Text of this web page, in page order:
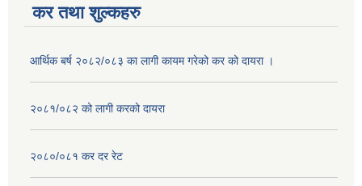
कर तथा शुल्कहरु
आर्थिक बर्ष २०८२/०८३ का लागी कायम गरेको कर को दायरा ।
२०८१/०८२ को लागी करको दायरा
२०८०/०८१ कर दर रेट